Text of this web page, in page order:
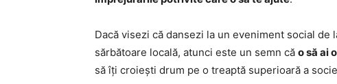
Dacă visezi că dansezi la un eveniment social de
sărbătoare locală, atunci este un semn că o să ai
să îți croiești drum pe o treaptă superioară a